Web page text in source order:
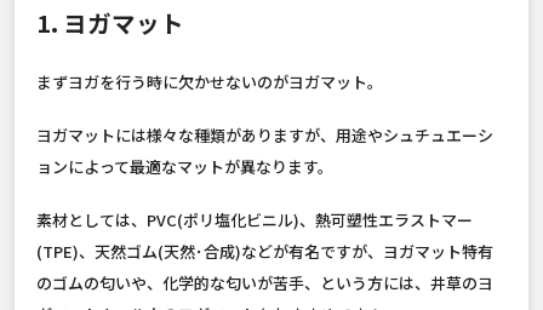
1. ヨガマット
まずヨガを行う時に欠かせないのがヨガマット。
ヨガマットには様々な種類がありますが、用途やシュチュエーシ
ョンによって最適なマットが異なります。
素材としては、PVC(ポリ塩化ビニル)、熱可塑性エラストマー
(TPE)、天然ゴム(天然･合成)などが有名ですが、ヨガマット特有
のゴムの匂いや、化学的な匂いが苦手、という方には、井草のヨ